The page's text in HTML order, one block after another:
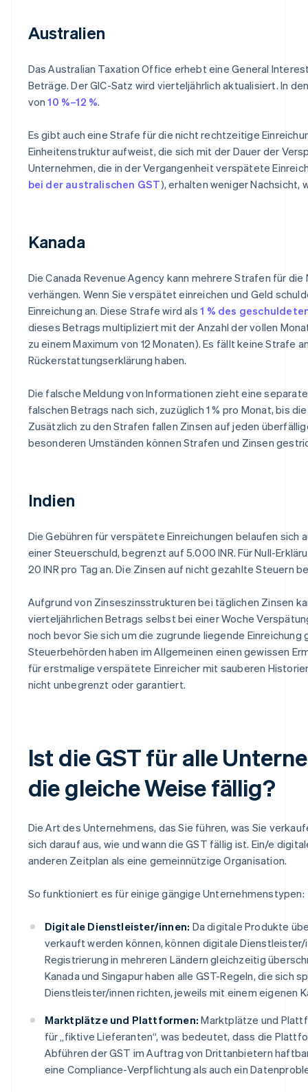
Australien
Das Australian Taxation Office erhebt eine General
Beträge. Der GIC-Satz wird vierteljährlich aktualisiert. In
von10 %–12 %.
Es gibt auch eine Strafe für die nicht rechtzeitige
Einheitenstruktur aufweist, die sich mit der Dauer der
Unternehmen, die in der Vergangenheit verspätete
bei der australischen GST), erhalten weniger Nachsicht,
Kanada
Die Canada Revenue Agency kann mehrere Strafen für
verhängen. Wenn Sie verspätet einreichen und Geld
Einreichung an. Diese Strafe wird als1 % des
dieses Betrags multipliziert mit der Anzahl der vollen
zu einem Maximum von 12 Monaten). Es fällt keine Strafe
Rückerstattungserklärung haben.
Die falsche Meldung von Informationen zieht eine
falschen Betrags nach sich, zuzüglich 1 % pro Monat, bis
Zusätzlich zu den Strafen fallen Zinsen auf jeden
besonderen Umständen können Strafen und Zinsen
Indien
Die Gebühren für verspätete Einreichungen belaufen sich
einer Steuerschuld, begrenzt auf 5.000 INR. Für Null-
20 INR pro Tag an. Die Zinsen auf nicht gezahlte Steuern
Aufgrund von Zinseszinsstrukturen bei täglichen Zinsen
vierteljährlichen Betrags selbst bei einer Woche
noch bevor Sie sich um die zugrunde liegende Einreichung
Steuerbehörden haben im Allgemeinen einen gewissen
für erstmalige verspätete Einreicher mit sauberen
nicht unbegrenzt oder garantiert.
Ist die GST für alle
die gleiche Weise fällig?
Die Art des Unternehmens, das Sie führen, was Sie
sich darauf aus, wie und wann die GST fällig ist. Ein/e
anderen Zeitplan als eine gemeinnützige Organisation.
So funktioniert es für einige gängige Unternehmenstypen:
Digitale Dienstleister/innen: Da digitale Produkte
verkauft werden können, können digitale
Registrierung in mehreren Ländern gleichzeitig
Kanada und Singapur haben alle GST-Regeln, die sich
Dienstleister/innen richten, jeweils mit einem eigenen
Marktplätze und Plattformen: Marktplätze und
für „fiktive Lieferanten“, was bedeutet, dass die
Abführen der GST im Auftrag von Drittanbietern
eine Compliance-Verpflichtung als auch ein